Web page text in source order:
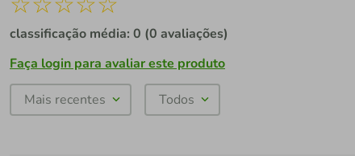
classificação média: 0 (0 avaliações)
Faça login para avaliar este produto
Mais recentes Todos